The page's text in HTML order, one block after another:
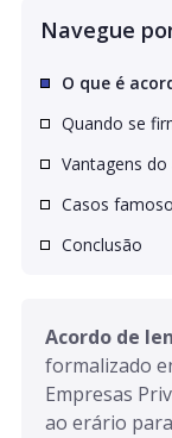
Navegue
O que é
Quando se
Vantagens
Casos
Conclusão
Acordo de
formalizado
Empresas
ao erário